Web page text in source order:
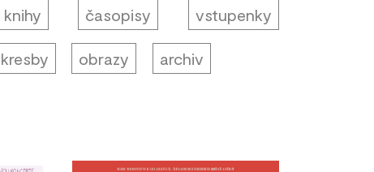
knihy časopisy vstupenky
kresby obrazy archiv